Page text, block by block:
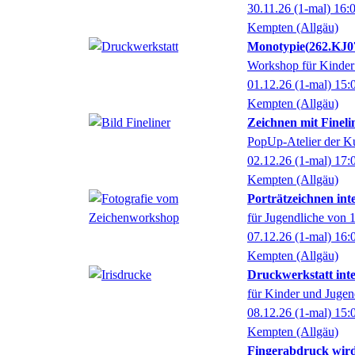
30.11.26 (1-mal)
Kempten (Allgäu)
Monotypie
Workshop für
01.12.26 (1-mal)
Kempten (Allgäu)
Zeichnen mit
PopUp-Atelier der
02.12.26 (1-mal)
Kempten (Allgäu)
Porträtzeichnen
für Jugendliche von
07.12.26 (1-mal)
Kempten (Allgäu)
Druckwerkstatt
für Kinder und
08.12.26 (1-mal)
Kempten (Allgäu)
Fingerabdruck